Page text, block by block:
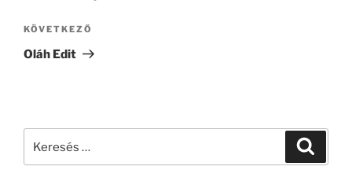
Következő
bejegyzés
KÖVETKEZŐ
Oláh Edit